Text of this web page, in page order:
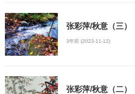
张彩萍/秋意（三）
3年前 (2023-11-12)
张彩萍/秋意（二）